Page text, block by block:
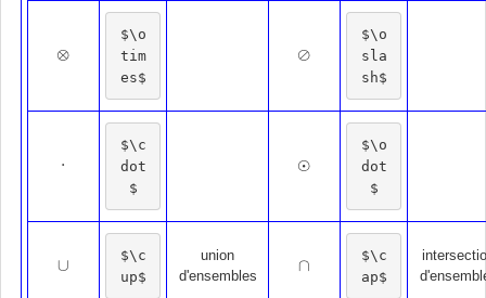
⊗
⊗
$\o
tim
es$
⊘
⊘
$\o
sla
sh$
⋅⋅
$\c
dot
$
⊙
⊙
$\o
dot
$
∪
∪
$\c
up$
union
d'ensembles
∩
∩
$\c
ap$